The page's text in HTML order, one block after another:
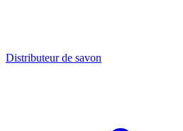
Distributeur de savon